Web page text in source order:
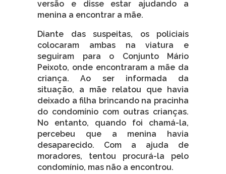
versão e disse estar ajudando a
menina a encontrar a mãe.
Diante das suspeitas, os policiais
colocaram ambas na viatura e
seguiram para o Conjunto Mário
Peixoto, onde encontraram a mãe da
criança. Ao ser informada da
situação, a mãe relatou que havia
deixado a filha brincando na pracinha
do condomínio com outras crianças.
No entanto, quando foi chamá-la,
percebeu que a menina havia
desaparecido. Com a ajuda de
moradores, tentou procurá-la pelo
condomínio, mas não a encontrou.